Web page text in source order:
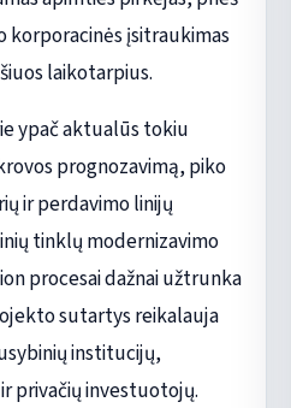
korporacinės įsitraukimas
laikotarpius.
ypač aktualūs tokiu
prognozavimą, piko
ir perdavimo linijų
tinklų modernizavimo
procesai dažnai užtrunka
sutartys reikalauja
institucijų,
privačių investuotojų.